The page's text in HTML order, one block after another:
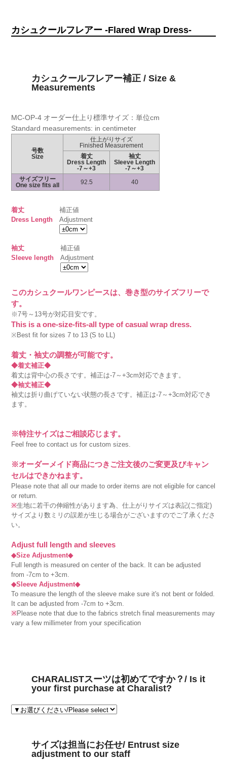
カシュクールフレアー -Flared Wrap Dress-
カシュクールフレアー補正 / Size &
Measurements
MC-OP-4 オーダー仕上り標準サイズ：単位cm
Standard measurements: in centimeter
号数
Size
仕上がりサイズ
Finished Measurement
着丈
Dress Length
-7～+3
袖丈
Sleeve Length
-7～+3
サイズフリー
One size fits all
92.5 40
着丈
Dress Length
補正値
Adjustment
袖丈
Sleeve length
補正値
Adjustment
このカシュクールワンピースは、巻き型のサイズフリーで
す。
※7号～13号が対応目安です。
This is a one-size-fits-all type of casual wrap dress.
※Best fit for sizes 7 to 13 (S to LL)
着丈・袖丈の調整が可能です。
◆着丈補正◆
着丈は背中心の長さです。補正は-7～+3cm対応できます。
◆袖丈補正◆
袖丈は折り曲げていない状態の長さです。補正は-7～+3cm対応でき
ます。
※特注サイズはご相談応じます。
Feel free to contact us for custom sizes.
※オーダーメイド商品につきご注文後のご変更及びキャン
セルはできかねます。
Please note that all our made to order items are not eligible for cancel
or return.
※生地に若干の伸縮性があります為、仕上がりサイズは表記(ご指定)
サイズより数ミリの誤差が生じる場合がございますのでご了承くださ
い。
Adjust full length and sleeves
◆Size Adjustment◆
Full length is measured on center of the back. It can be adjusted
from -7cm to +3cm.
◆Sleeve Adjustment◆
To measure the length of the sleeve make sure it's not bent or folded.
It can be adjusted from -7cm to +3cm.
※Please note that due to the fabrics stretch final measurements may
vary a few millimeter from your specification
CHARALISTスーツは初めてですか？/ Is it
your first purchase at Charalist?
サイズは担当にお任せ/ Entrust size
adjustment to our staff